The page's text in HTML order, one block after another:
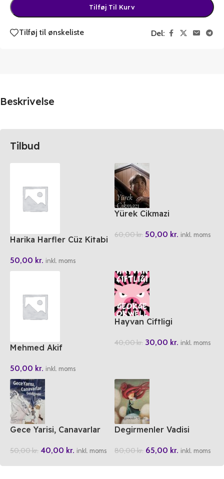
Tilføj Til Kurv
Tilføj til ønskeliste Del:
Beskrivelse
Tilbud
Harika Harfler Cüz Kitabi
50,00 kr. inkl. moms
Yürek Cikmazi
60,00kr. 50,00 kr. inkl. moms
Mehmed Akif
50,00 kr. inkl. moms
Hayvan Ciftligi
40,00kr. 30,00 kr. inkl. moms
Gece Yarisi, Canavarlar
50,00kr. 40,00 kr. inkl. moms
Degirmenler Vadisi
80,00kr. 65,00 kr. inkl. moms